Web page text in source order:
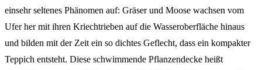
einsehr seltenes Phänomen auf: Gräser und Moose wachsen vom
Ufer her mit ihren Kriechtrieben auf die Wasseroberfläche hinaus
und bilden mit der Zeit ein so dichtes Geflecht, dass ein kompakter
Teppich entsteht. Diese schwimmende Pflanzendecke heißt